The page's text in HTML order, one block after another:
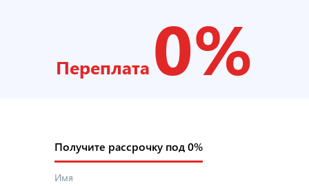
Получите рассрочку под 0%
Имя
Переплата 0%